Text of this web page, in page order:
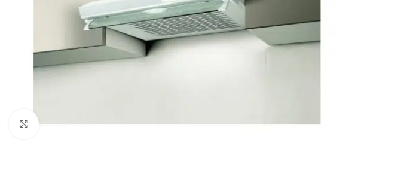
Uvećajte sliku